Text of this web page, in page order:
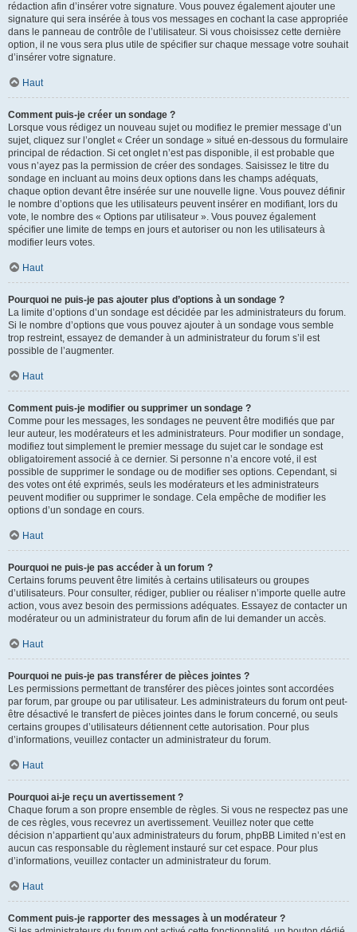
rédaction afin d’insérer votre signature. Vous pouvez également ajouter une
signature qui sera insérée à tous vos messages en cochant la case appropriée
dans le panneau de contrôle de l’utilisateur. Si vous choisissez cette dernière
option, il ne vous sera plus utile de spécifier sur chaque message votre souhait
d’insérer votre signature.
Haut
Comment puis-je créer un sondage ?
Lorsque vous rédigez un nouveau sujet ou modifiez le premier message d’un
sujet, cliquez sur l’onglet « Créer un sondage » situé en-dessous du formulaire
principal de rédaction. Si cet onglet n’est pas disponible, il est probable que
vous n’ayez pas la permission de créer des sondages. Saisissez le titre du
sondage en incluant au moins deux options dans les champs adéquats,
chaque option devant être insérée sur une nouvelle ligne. Vous pouvez définir
le nombre d’options que les utilisateurs peuvent insérer en modifiant, lors du
vote, le nombre des « Options par utilisateur ». Vous pouvez également
spécifier une limite de temps en jours et autoriser ou non les utilisateurs à
modifier leurs votes.
Haut
Pourquoi ne puis-je pas ajouter plus d’options à un sondage ?
La limite d’options d’un sondage est décidée par les administrateurs du forum.
Si le nombre d’options que vous pouvez ajouter à un sondage vous semble
trop restreint, essayez de demander à un administrateur du forum s’il est
possible de l’augmenter.
Haut
Comment puis-je modifier ou supprimer un sondage ?
Comme pour les messages, les sondages ne peuvent être modifiés que par
leur auteur, les modérateurs et les administrateurs. Pour modifier un sondage,
modifiez tout simplement le premier message du sujet car le sondage est
obligatoirement associé à ce dernier. Si personne n’a encore voté, il est
possible de supprimer le sondage ou de modifier ses options. Cependant, si
des votes ont été exprimés, seuls les modérateurs et les administrateurs
peuvent modifier ou supprimer le sondage. Cela empêche de modifier les
options d’un sondage en cours.
Haut
Pourquoi ne puis-je pas accéder à un forum ?
Certains forums peuvent être limités à certains utilisateurs ou groupes
d’utilisateurs. Pour consulter, rédiger, publier ou réaliser n’importe quelle autre
action, vous avez besoin des permissions adéquates. Essayez de contacter un
modérateur ou un administrateur du forum afin de lui demander un accès.
Haut
Pourquoi ne puis-je pas transférer de pièces jointes ?
Les permissions permettant de transférer des pièces jointes sont accordées
par forum, par groupe ou par utilisateur. Les administrateurs du forum ont peut-
être désactivé le transfert de pièces jointes dans le forum concerné, ou seuls
certains groupes d’utilisateurs détiennent cette autorisation. Pour plus
d’informations, veuillez contacter un administrateur du forum.
Haut
Pourquoi ai-je reçu un avertissement ?
Chaque forum a son propre ensemble de règles. Si vous ne respectez pas une
de ces règles, vous recevrez un avertissement. Veuillez noter que cette
décision n’appartient qu’aux administrateurs du forum, phpBB Limited n’est en
aucun cas responsable du règlement instauré sur cet espace. Pour plus
d’informations, veuillez contacter un administrateur du forum.
Haut
Comment puis-je rapporter des messages à un modérateur ?